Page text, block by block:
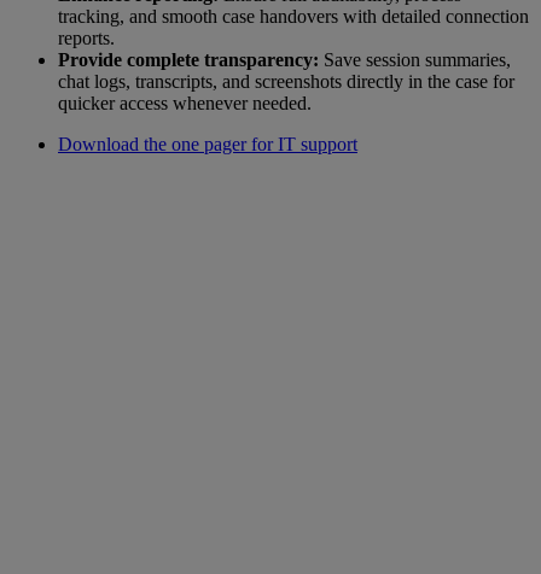
tracking, and smooth case handovers with detailed connection
reports.
Provide complete transparency: Save session summaries,
chat logs, transcripts, and screenshots directly in the case for
quicker access whenever needed.
Download the one pager for IT support